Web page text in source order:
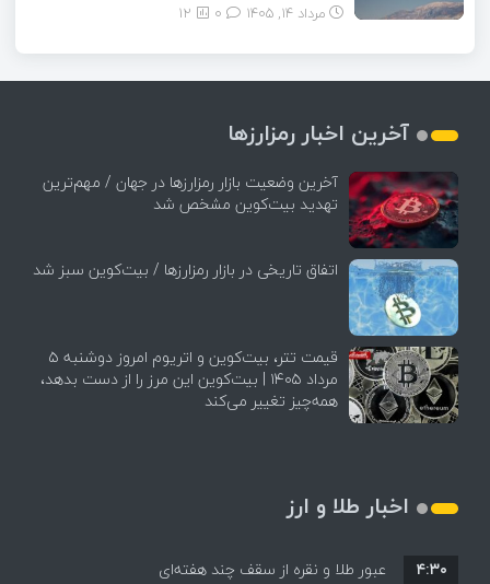
مرداد ۱۴, ۱۴۰۵ 12
آخرین اخبار رمزارزها
آخرین وضعیت بازار رمزارزها در جهان / مهم‌ترین
تهدید بیت‌کوین مشخص شد
اتفاق تاریخی در بازار رمزارزها / بیت‌کوین سبز شد
قیمت تتر، بیت‌کوین و اتریوم امروز دوشنبه ۵
مرداد ۱۴۰۵ | بیت‌کوین این مرز را از دست بدهد،
همه‌چیز تغییر می‌کند
اخبار طلا و ارز
عبور طلا و نقره از سقف چند هفته‌ای
۴:۳۰